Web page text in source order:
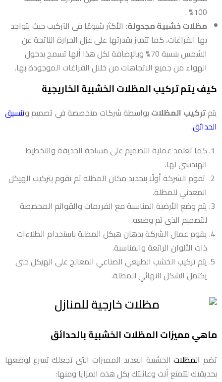
100% .
مظلات خشبية مجدولة: الأكثر شيوعًا في التركيب حيث يتواجد
بها الفراغات، كما تتميز بقدرتها على عزل الحرارة الناتجة عن
الشمس بنسبة 70% وبالإضافة لكل هذا أنها تسمح بدخول
الهواء من جميع الاتجاهات من خلال الفراغات الموجودة بها.
كيف يتم تركيب المظلات الخشبية الخاريجية
يتمتركيب المظلات بواسطة شركات متخصصة في تصميم وتنسيق
الحدائق.
كما تعتمد عملية التصميم على مساحة الحديقة والتخطيط
الهندسي لها.
تقوم الشركة أولًا بتحديد مكان المظلة ثم تقوم بتركيب الهيكل
المعدني للمظلة.
يتم وضع الأرضية المناسبة مع الفريمات والقوائم المخصصة
للتصميم الذي تم وضعه.
يقوم عمال الشركة بدهان هيكل المظلة باستخدام الطلاءات
ذات الألوان الرائعة والمناسبة.
يتم تركيب الخشب الطبيعي الصناعي المعالج على الهيكل حتى
يكتمل الشكل النهائي للمظلة.
ماهي مميزات المظلات الخشبية بالحدائق
تضم المظلاتالخشبية العديد المميزات التي تجعلك تسرع لوضعها
بحديقتك لتتمتع أنت وعائلتك بكل هذه المزايا ومنها: